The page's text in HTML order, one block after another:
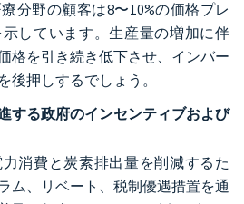
分野の顧客は8〜10%の価格プレ
しています。生産量の増加に伴
格を引き続き低下させ、インバー
後押しするでしょう。
する政府のインセンティブおよび
消費と炭素排出量を削減するた
ム、リベート、税制優遇措置を通